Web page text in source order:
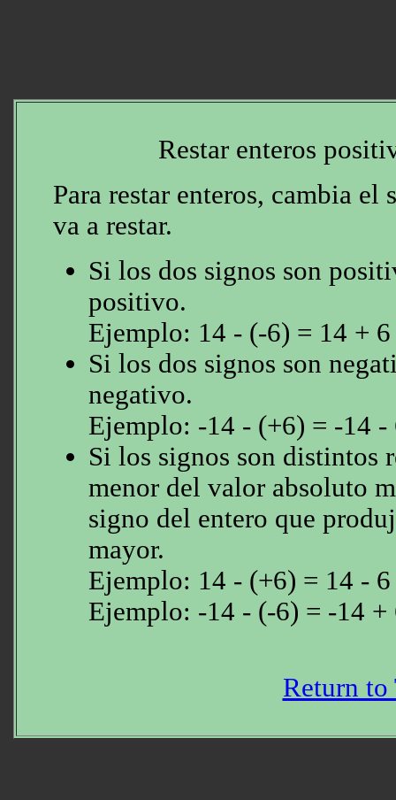
Restar enteros
Para restar enteros, cambia el
va a restar.
Si los dos signos son
positivo.
Ejemplo: 14 - (-6) = 14 +
Si los dos signos son
negativo.
Ejemplo: -14 - (+6) = -14 -
Si los signos son distintos
menor del valor absoluto
signo del entero que
mayor.
Ejemplo: 14 - (+6) = 14 -
Ejemplo: -14 - (-6) = -14 +
Return to